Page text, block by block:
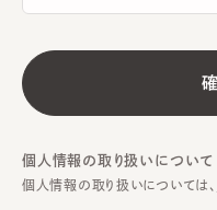
個人情報の取り扱いについて
個人情報の取り扱いについては、